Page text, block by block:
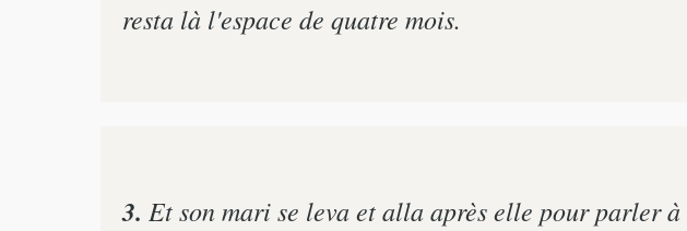
resta là l'espace de quatre mois.
3. Et son mari se leva et alla après elle pour parler